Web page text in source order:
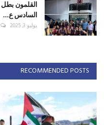
القلمون بطل
السادس ع...
يوليو 3, 2025
RECOMMENDED POSTS